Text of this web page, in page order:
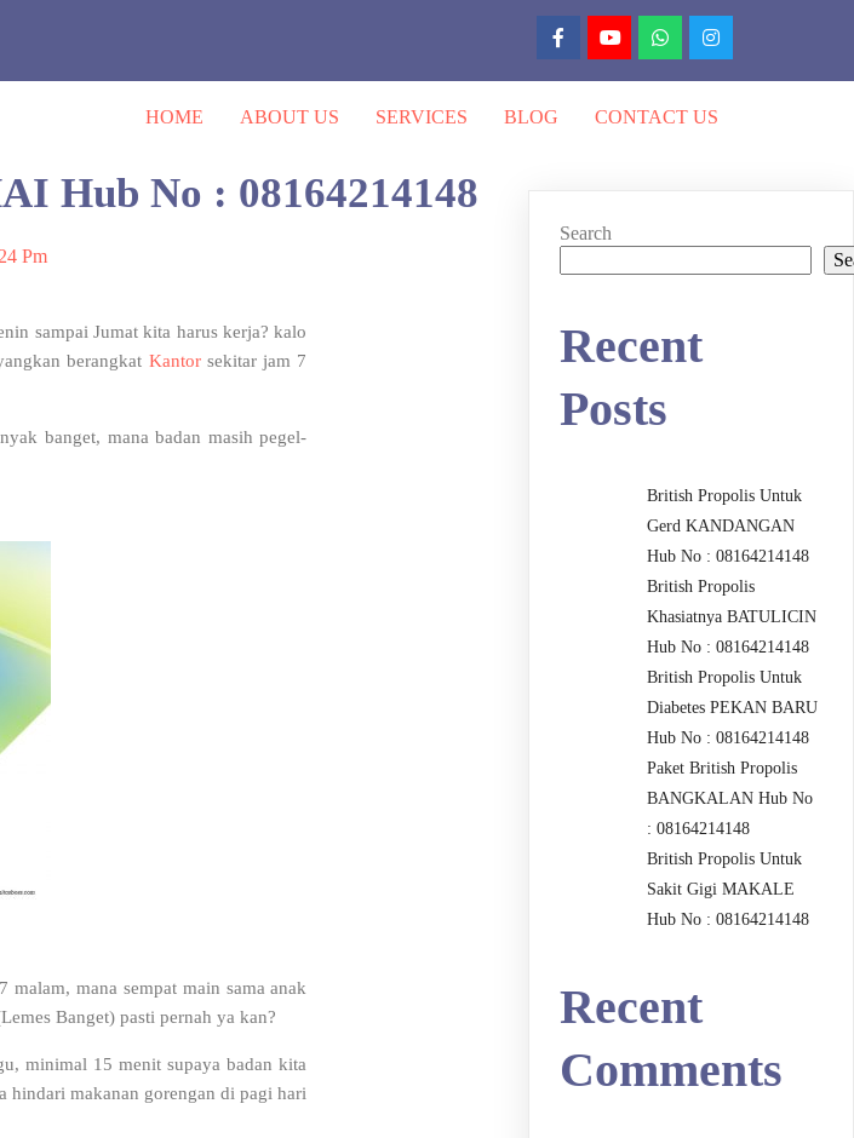
HOME ABOUT US SERVICES BLOG CONTACT US
Hub No : 08164214148
Pm
sampai Jumat kita harus kerja? kalo
berangkat Kantorsekitar jam 7
banget, mana badan masih pegel-
mana sempat main sama anak
Banget) pasti pernah ya kan?
minimal 15 menit supaya badan kita
hindari makanan gorengan di pagi hari
Search
Recent
Posts
British Propolis Untuk
Gerd KANDANGAN
Hub No : 08164214148
British Propolis
Khasiatnya BATULICIN
Hub No : 08164214148
British Propolis Untuk
Diabetes PEKAN BARU
Hub No : 08164214148
Paket British Propolis
BANGKALAN Hub No
: 08164214148
British Propolis Untuk
Sakit Gigi MAKALE
Hub No : 08164214148
Recent
Comments